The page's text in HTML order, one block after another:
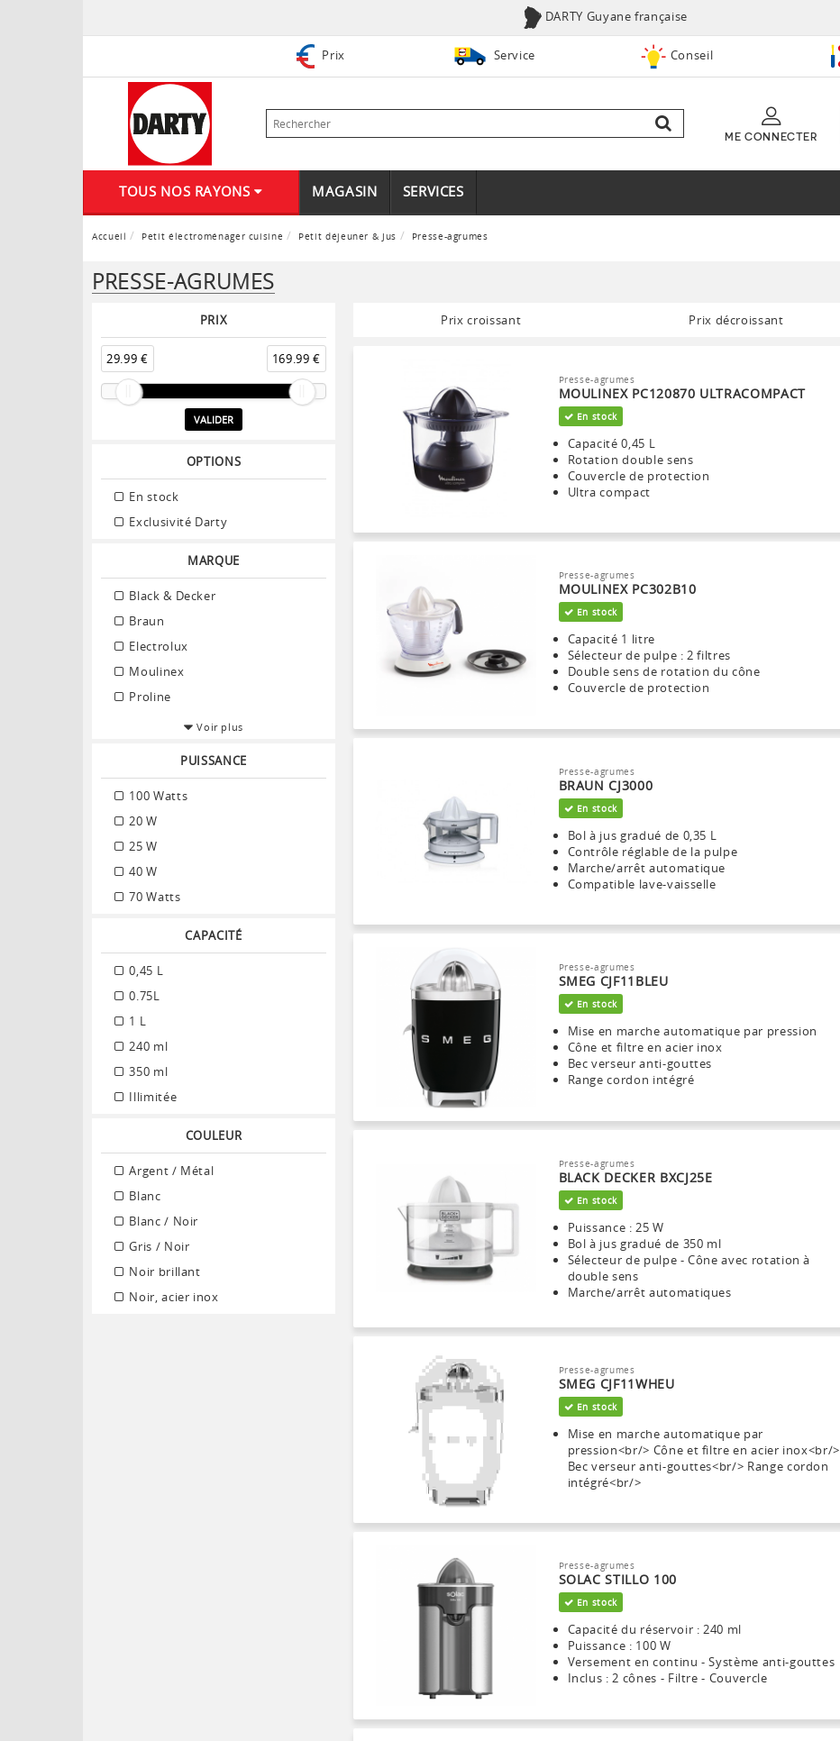
DARTY Guyane française
Prix Service Conseil
ME CONNECTER
TOUS NOS RAYONS MAGASIN SERVICES
Accueil Petit électroménager cuisine Petit déjeuner & Jus Presse-agrumes
PRESSE-AGRUMES
PRIX
29.99 € 169.99 €
VALIDER
OPTIONS
En stock
Exclusivité Darty
MARQUE
Black & Decker
Braun
Electrolux
Moulinex
Proline
Voir plus
PUISSANCE
100 Watts
20 W
25 W
40 W
70 Watts
CAPACITÉ
0,45 L
0.75L
1 L
240 ml
350 ml
Illimitée
COULEUR
Argent / Métal
Blanc
Blanc / Noir
Gris / Noir
Noir brillant
Noir, acier inox
Prix croissant Prix décroissant
Presse-agrumes
MOULINEX PC120870 ULTRACOMPACT
En stock
Capacité 0,45 L
Rotation double sens
Couvercle de protection
Ultra compact
Presse-agrumes
MOULINEX PC302B10
En stock
Capacité 1 litre
Sélecteur de pulpe : 2 filtres
Double sens de rotation du cône
Couvercle de protection
Presse-agrumes
BRAUN CJ3000
En stock
Bol à jus gradué de 0,35 L
Contrôle réglable de la pulpe
Marche/arrêt automatique
Compatible lave-vaisselle
Presse-agrumes
SMEG CJF11BLEU
En stock
Mise en marche automatique par pression
Cône et filtre en acier inox
Bec verseur anti-gouttes
Range cordon intégré
Presse-agrumes
BLACK DECKER BXCJ25E
En stock
Puissance : 25 W
Bol à jus gradué de 350 ml
Sélecteur de pulpe - Cône avec rotation à
double sens
Marche/arrêt automatiques
Presse-agrumes
SMEG CJF11WHEU
En stock
Mise en marche automatique par
pression<br/> Cône et filtre en acier inox<br/>
Bec verseur anti-gouttes<br/> Range cordon
intégré<br/>
Presse-agrumes
SOLAC STILLO 100
En stock
Capacité du réservoir : 240 ml
Puissance : 100 W
Versement en continu - Système anti-gouttes
Inclus : 2 cônes - Filtre - Couvercle